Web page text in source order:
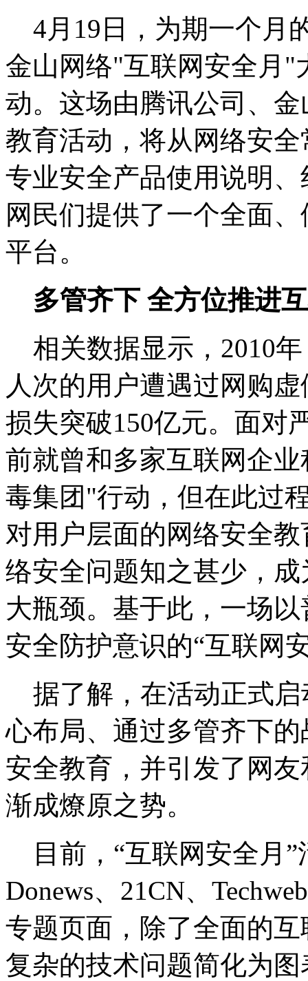
4月19日，为期一个月
金山网络"互联网安全月"
动。这场由腾讯公司、
教育活动，将从网络安
专业安全产品使用说明
网民们提供了一个全面
平台。
多管齐下 全方位推进
相关数据显示，2010
人次的用户遭遇过网购
损失突破150亿元。面对
前就曾和多家互联网企
毒集团"行动，但在此过
对用户层面的网络安全
络安全问题知之甚少，
大瓶颈。基于此，一场
安全防护意识的“互联网
据了解，在活动正式启
心布局、通过多管齐下
安全教育，并引发了网
渐成燎原之势。
目前，“互联网安全月”
Donews、21CN、
专题页面，除了全面的
复杂的技术问题简化为